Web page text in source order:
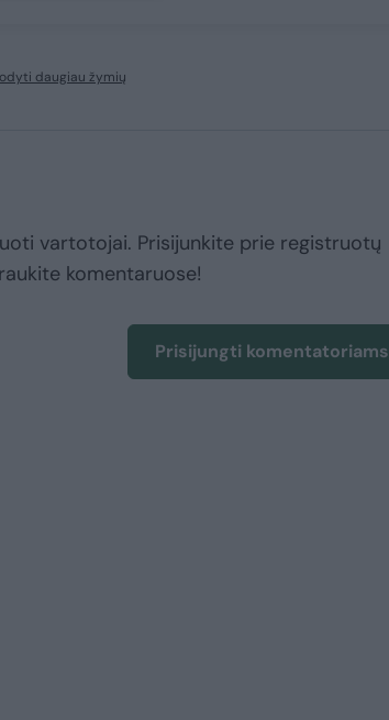
daugiau žymių
vartotojai. Prisijunkite prie registruotų
komentaruose!
Prisijungti komentatoriams